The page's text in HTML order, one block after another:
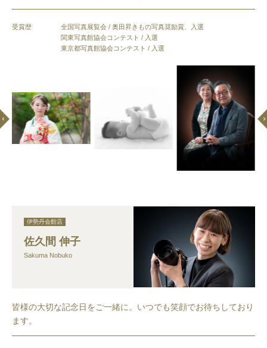
受賞歴
全国写真展覧会 / 奥田昇きもの写真奨励賞、入選
関東写真館協会コンテスト / 入選
東京都写真館協会コンテスト / 入選
伊勢丹会館店
佐久間 伸子
Sakuma Nobuko
皆様の大切な記念日をご一緒に。いつでも笑顔でお待ちしており
ます。